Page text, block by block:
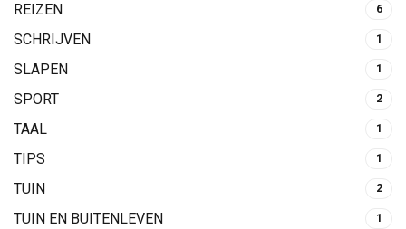
REIZEN 6
SCHRIJVEN 1
SLAPEN 1
SPORT 2
TAAL 1
TIPS 1
TUIN 2
TUIN EN BUITENLEVEN 1